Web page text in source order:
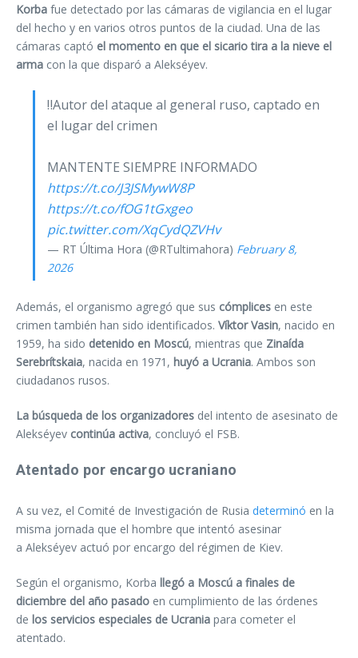
Korba fue detectado por las cámaras de vigilancia en el lugar
del hecho y en varios otros puntos de la ciudad. Una de las
cámaras captó el momento en que el sicario tira a la nieve el
arma con la que disparó a Alekséyev.
‼️Autor del ataque al general ruso, captado en
el lugar del crimen
MANTENTE SIEMPRE INFORMADO
https://t.co/J3JSMywW8P
https://t.co/fOG1tGxgeo
pic.twitter.com/XqCydQZVHv
— RT Última Hora (@RTultimahora) February 8,
2026
Además, el organismo agregó que sus cómplices en este
crimen también han sido identificados. Víktor Vasin, nacido en
1959, ha sido detenido en Moscú, mientras que Zinaída
Serebrítskaia, nacida en 1971, huyó a Ucrania. Ambos son
ciudadanos rusos.
La búsqueda de los organizadores del intento de asesinato de
Alekséyev continúa activa, concluyó el FSB.
Atentado por encargo ucraniano
A su vez, el Comité de Investigación de Rusia determinó en la
misma jornada que el hombre que intentó asesinar
a Alekséyev actuó por encargo del régimen de Kiev.
Según el organismo, Korba llegó a Moscú a finales de
diciembre del año pasado en cumplimiento de las órdenes
de los servicios especiales de Ucrania para cometer el
atentado.